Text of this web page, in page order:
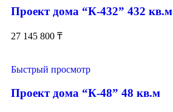
Проект дома “К-432” 432 кв.м
27 145 800 ₸
Быстрый просмотр
Проект дома “К-48” 48 кв.м